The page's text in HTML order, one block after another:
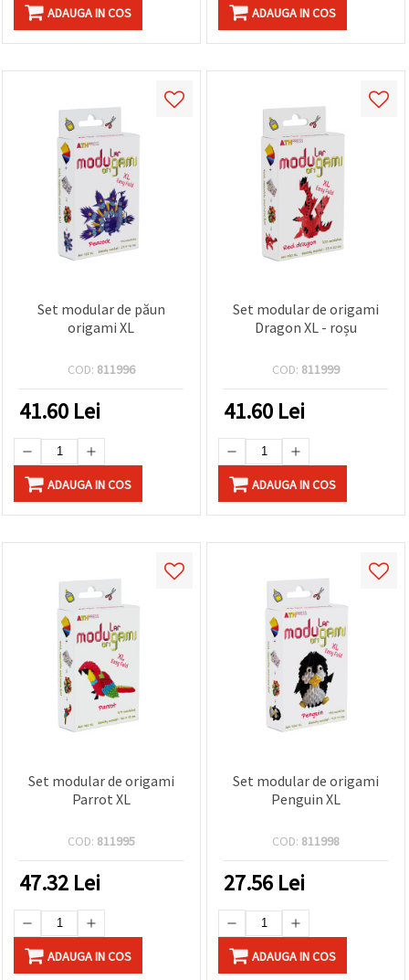
ADAUGA IN COS ADAUGA IN COS
Set modular de păun
origami XL
COD: 811996
41.60 Lei
ADAUGA IN COS
Set modular de origami
Dragon XL - roșu
COD: 811999
41.60 Lei
ADAUGA IN COS
Set modular de origami
Parrot XL
COD: 811995
47.32 Lei
ADAUGA IN COS
Set modular de origami
Penguin XL
COD: 811998
27.56 Lei
ADAUGA IN COS